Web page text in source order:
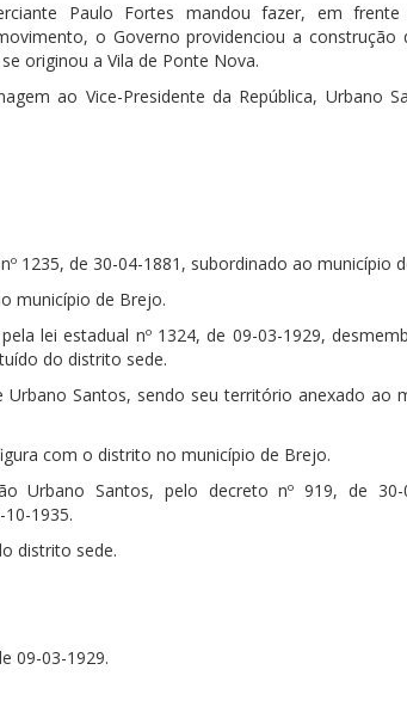
Paulo Fortes mandou fazer, em
o Governo providenciou a construção
originou a Vila de Ponte Nova.
ao Vice-Presidente da República, Urbano
1235, de 30-04-1881, subordinado ao município
município de Brejo.
lei estadual nº 1324, de 09-03-1929,
do distrito sede.
Santos, sendo seu território anexado ao
com o distrito no município de Brejo.
Urbano Santos, pelo decreto nº 919, de 30-
1935.
distrito sede.
09-03-1929.